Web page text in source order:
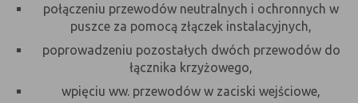
D. Ze względu na cel jakiemu służą:
Rodzaj
Konfiguracji
umożliwiają ustawienia funkcji i usług
połączeniu przewodów neutralnych i ochronnych w
puszce za pomocą złączek instalacyjnych,
poprowadzeniu pozostałych dwóch przewodów do
łącznika krzyżowego,
wpięciu ww. przewodów w zaciski wejściowe,